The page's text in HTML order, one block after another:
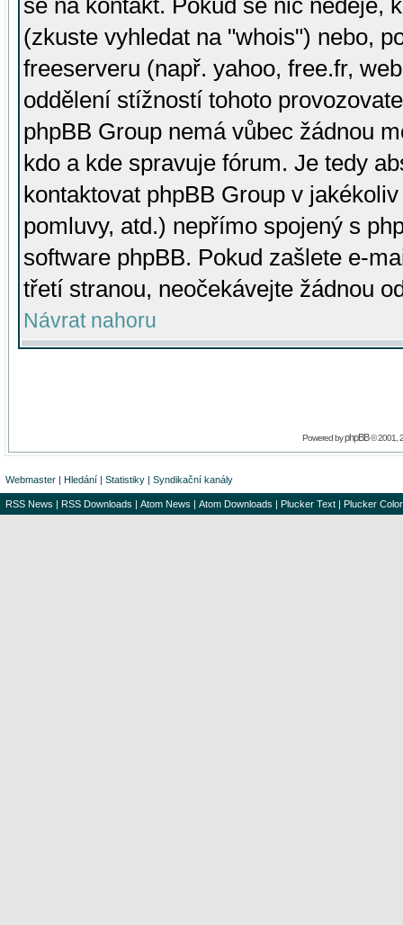
se na kontakt. Pokud se nic neděje,
(zkuste vyhledat na "whois") nebo,
freeserveru (např. yahoo, free.fr,
oddělení stížností tohoto
phpBB Group nemá vůbec žádnou
kdo a kde spravuje fórum. Je tedy
kontaktovat phpBB Group v
pomluvy, atd.) nepřímo spojený s
software phpBB. Pokud zašlete e-
třetí stranou, neočekávejte žádnou
Návrat nahoru
Powered byphpBB© 2001,
Webmaster | Hledání | Statistiky | Syndikační kanály
RSS News | RSS Downloads | Atom News | Atom Downloads | Plucker Text | Plucker Color